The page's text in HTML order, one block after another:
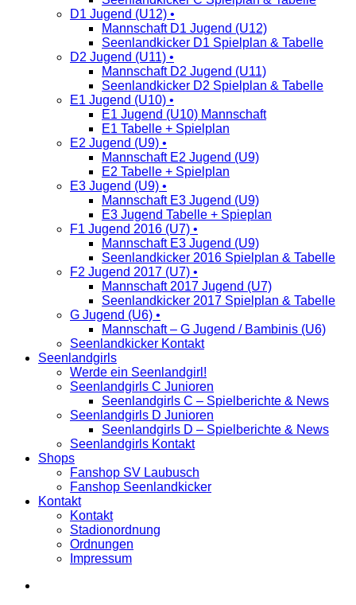
D1 Jugend (U12) •
Mannschaft D1 Jugend (U12)
Seenlandkicker D1 Spielplan & Tabelle
D2 Jugend (U11) •
Mannschaft D2 Jugend (U11)
Seenlandkicker D2 Spielplan & Tabelle
E1 Jugend (U10) •
E1 Jugend (U10) Mannschaft
E1 Tabelle + Spielplan
E2 Jugend (U9) •
Mannschaft E2 Jugend (U9)
E2 Tabelle + Spielplan
E3 Jugend (U9) •
Mannschaft E3 Jugend (U9)
E3 Jugend Tabelle + Spieplan
F1 Jugend 2016 (U7) •
Mannschaft E3 Jugend (U9)
Seenlandkicker 2016 Spielplan & Tabelle
F2 Jugend 2017 (U7) •
Mannschaft 2017 Jugend (U7)
Seenlandkicker 2017 Spielplan & Tabelle
G Jugend (U6) •
Mannschaft – G Jugend / Bambinis (U6)
Seenlandkicker Kontakt
Seenlandgirls
Werde ein Seenlandgirl!
Seenlandgirls C Junioren
Seenlandgirls C – Spielberichte & News
Seenlandgirls D Junioren
Seenlandgirls D – Spielberichte & News
Seenlandgirls Kontakt
Shops
Fanshop SV Laubusch
Fanshop Seenlandkicker
Kontakt
Kontakt
Stadionordnung
Ordnungen
Impressum